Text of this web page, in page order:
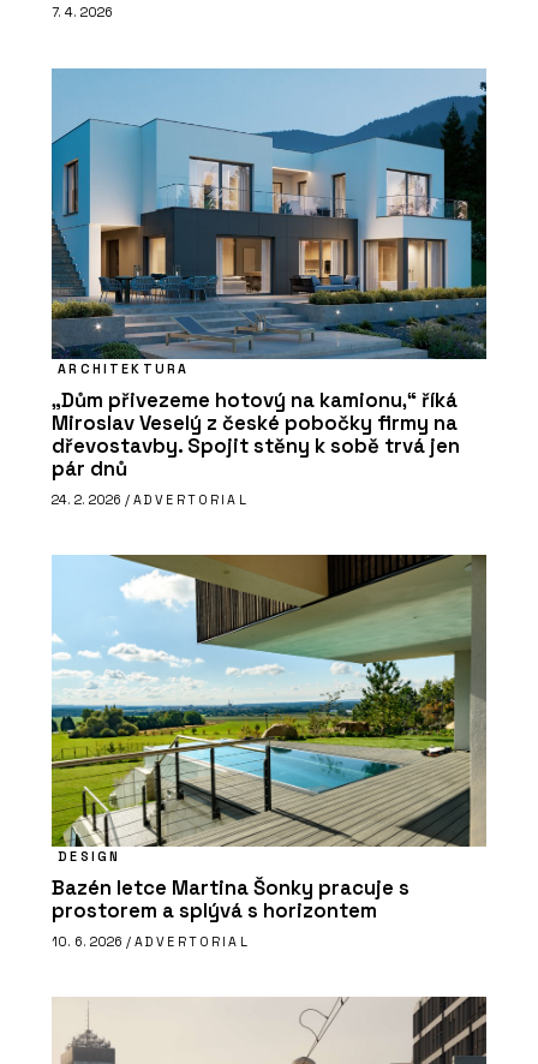
7. 4. 2026
ARCHITEKTURA
„Dům přivezeme hotový na kamionu,“ říká
Miroslav Veselý z české pobočky firmy na
dřevostavby. Spojit stěny k sobě trvá jen
pár dnů
24. 2. 2026 / ADVERTORIAL
DESIGN
Bazén letce Martina Šonky pracuje s
prostorem a splývá s horizontem
10. 6. 2026 / ADVERTORIAL